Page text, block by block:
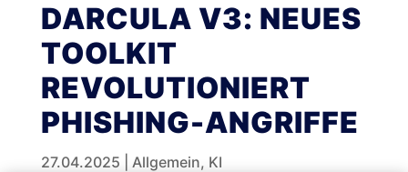
DARCULA V3: NEUES
TOOLKIT
REVOLUTIONIERT
PHISHING-ANGRIFFE
27.04.2025 Allgemein, KI